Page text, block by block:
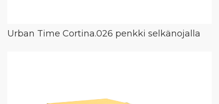
Urban Time Cortina.026 penkki selkänojalla